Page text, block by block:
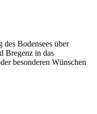
Bodensees über
Bregenz in das
besonderen Wünschen